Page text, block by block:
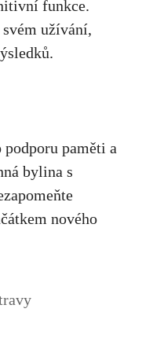
funkce.
užívání,
podporu paměti a
bylina s
nového